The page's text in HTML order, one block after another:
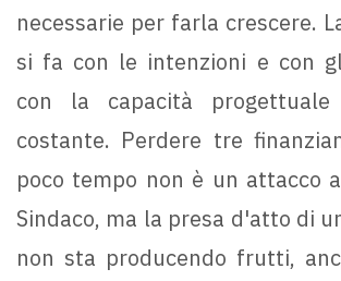
necessarie per farla crescere.
si fa con le intenzioni e con
con la capacità
costante. Perdere tre
poco tempo non è un attacco
Sindaco, ma la presa d'atto di
non sta producendo frutti,